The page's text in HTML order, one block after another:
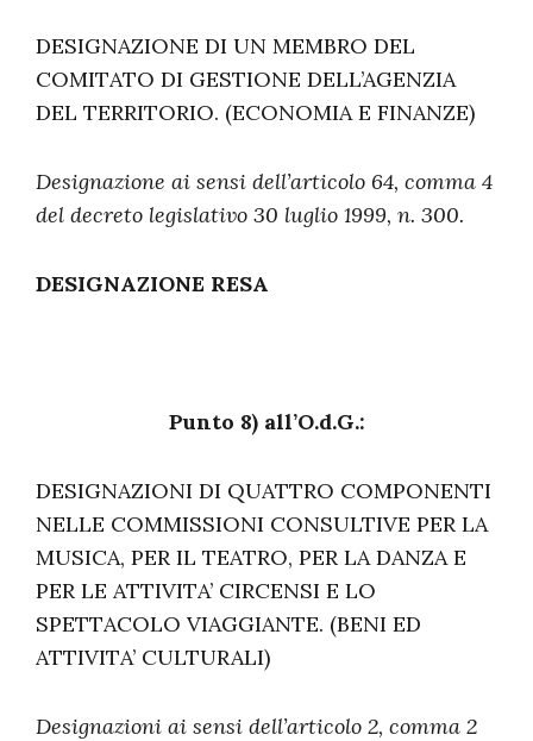
DESIGNAZIONE DI UN MEMBRO DEL
COMITATO DI GESTIONE DELL’AGENZIA
DEL TERRITORIO. (ECONOMIA E FINANZE)
Designazione ai sensi dell’articolo 64, comma 4
del decreto legislativo 30 luglio 1999, n. 300.
DESIGNAZIONE RESA
Punto 8) all’O.d.G.:
DESIGNAZIONI DI QUATTRO COMPONENTI
NELLE COMMISSIONI CONSULTIVE PER LA
MUSICA, PER IL TEATRO, PER LA DANZA E
PER LE ATTIVITA’ CIRCENSI E LO
SPETTACOLO VIAGGIANTE. (BENI ED
ATTIVITA’ CULTURALI)
Designazioni ai sensi dell’articolo 2, comma 2